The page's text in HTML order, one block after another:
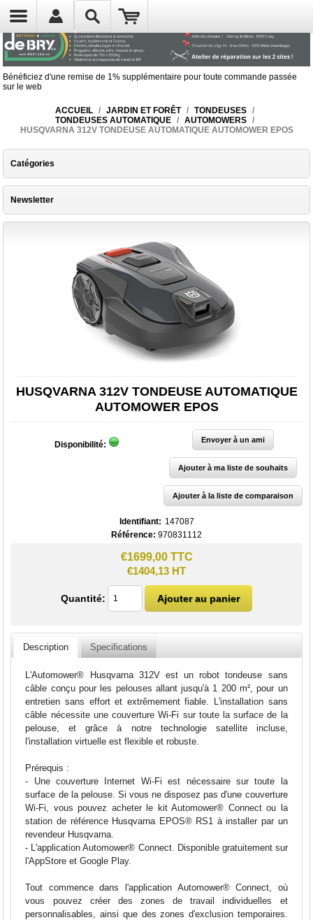
Bénéficiez d'une remise de 1% supplémentaire pour toute commande passée
sur le web
ACCUEIL / JARDIN ET FORÊT / TONDEUSES /
TONDEUSES AUTOMATIQUE / AUTOMOWERS /
HUSQVARNA 312V TONDEUSE AUTOMATIQUE AUTOMOWER EPOS
Catégories
Newsletter
HUSQVARNA 312V TONDEUSE AUTOMATIQUE
AUTOMOWER EPOS
Disponibilité:
Identifiant: 147087
Référence: 970831112
€1699,00 TTC
€1404,13 HT
Quantité:
Description Specifications
L'Automower® Husqvarna 312V est un robot tondeuse sans
câble conçu pour les pelouses allant jusqu'à 1 200 m², pour un
entretien sans effort et extrêmement fiable. L'installation sans
câble nécessite une couverture Wi-Fi sur toute la surface de la
pelouse, et grâce à notre technologie satellite incluse,
l'installation virtuelle est flexible et robuste.
Prérequis :
- Une couverture Internet Wi-Fi est nécessaire sur toute la
surface de la pelouse. Si vous ne disposez pas d'une couverture
Wi-Fi, vous pouvez acheter le kit Automower® Connect ou la
station de référence Husqvarna EPOS® RS1 à installer par un
revendeur Husqvarna.
- L'application Automower® Connect. Disponible gratuitement sur
l'AppStore et Google Play.
Tout commence dans l'application Automower® Connect, où
vous pouvez créer des zones de travail individuelles et
personnalisables, ainsi que des zones d'exclusion temporaires.